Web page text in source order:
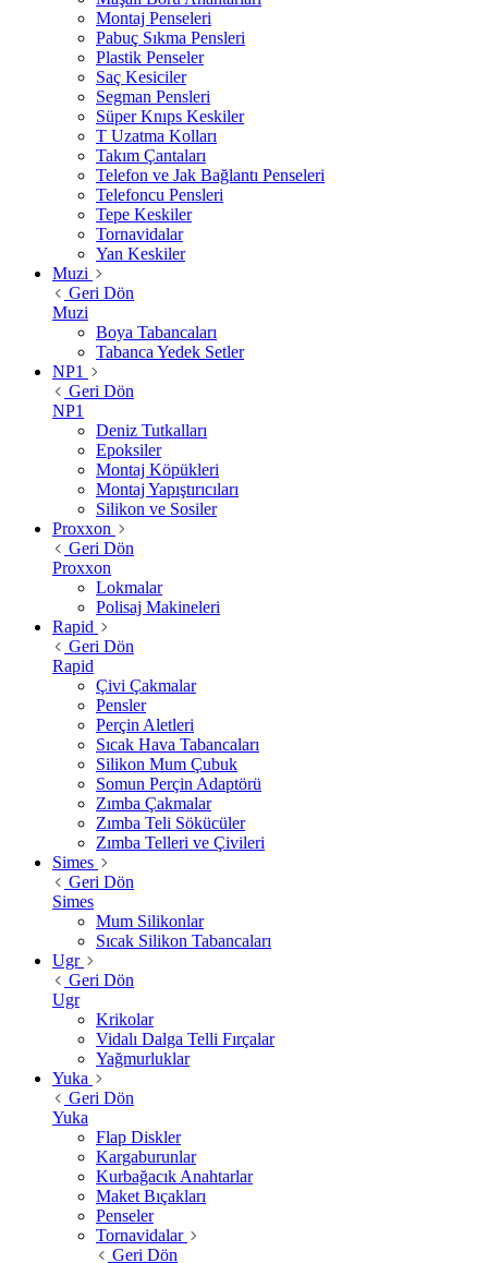
Montaj Penseleri
Pabuç Sıkma Pensleri
Plastik Penseler
Saç Kesiciler
Segman Pensleri
Süper Knıps Keskiler
T Uzatma Kolları
Takım Çantaları
Telefon ve Jak Bağlantı Penseleri
Telefoncu Pensleri
Tepe Keskiler
Tornavidalar
Yan Keskiler
Muzi
Geri Dön
Muzi
Boya Tabancaları
Tabanca Yedek Setler
NP1
Geri Dön
NP1
Deniz Tutkalları
Epoksiler
Montaj Köpükleri
Montaj Yapıştırıcıları
Silikon ve Sosiler
Proxxon
Geri Dön
Proxxon
Lokmalar
Polisaj Makineleri
Rapid
Geri Dön
Rapid
Çivi Çakmalar
Pensler
Perçin Aletleri
Sıcak Hava Tabancaları
Silikon Mum Çubuk
Somun Perçin Adaptörü
Zımba Çakmalar
Zımba Teli Sökücüler
Zımba Telleri ve Çivileri
Simes
Geri Dön
Simes
Mum Silikonlar
Sıcak Silikon Tabancaları
Ugr
Geri Dön
Ugr
Krikolar
Vidalı Dalga Telli Fırçalar
Yağmurluklar
Yuka
Geri Dön
Yuka
Flap Diskler
Kargaburunlar
Kurbağacık Anahtarlar
Maket Bıçakları
Penseler
Tornavidalar
Geri Dön